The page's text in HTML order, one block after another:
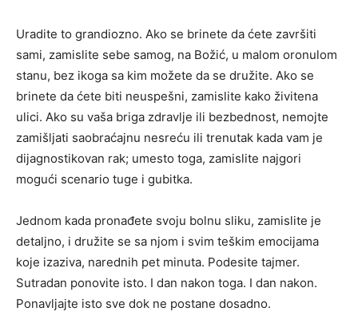
Uradite to grandiozno. Ako se brinete da ćete završiti
sami, zamislite sebe samog, na Božić, u malom oronulom
stanu, bez ikoga sa kim možete da se družite. Ako se
brinete da ćete biti neuspešni, zamislite kako živitena
ulici. Ako su vaša briga zdravlje ili bezbednost, nemojte
zamišljati saobraćajnu nesreću ili trenutak kada vam je
dijagnostikovan rak; umesto toga, zamislite najgori
mogući scenario tuge i gubitka.
Jednom kada pronađete svoju bolnu sliku, zamislite je
detaljno, i družite se sa njom i svim teškim emocijama
koje izaziva, narednih pet minuta. Podesite tajmer.
Sutradan ponovite isto. I dan nakon toga. I dan nakon.
Ponavljajte isto sve dok ne postane dosadno.